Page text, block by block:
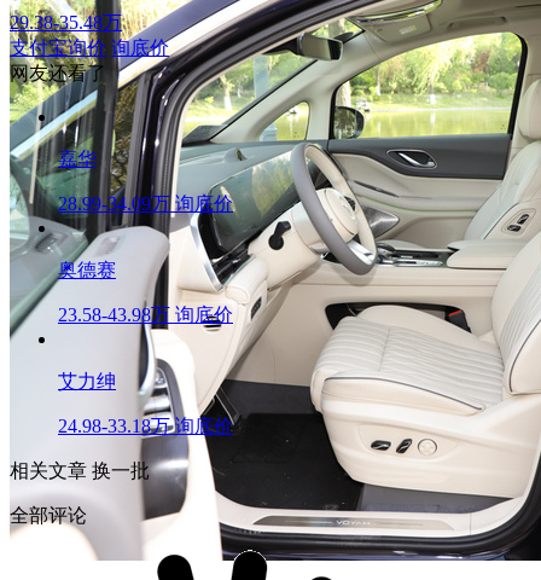
29.38-35.48万
支付宝询价 询底价
网友还看了
嘉华
28.99-34.09万 询底价
奥德赛
23.58-43.98万 询底价
艾力绅
24.98-33.18万 询底价
相关文章 换一批
全部评论